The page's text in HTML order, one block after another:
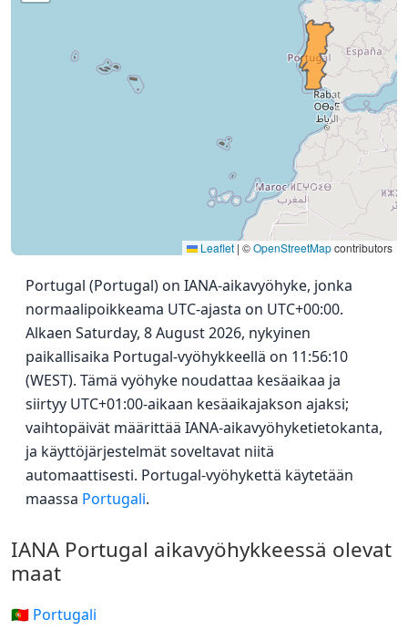
Leaflet | ©OpenStreetMapcontributors
Portugal (Portugal) on IANA-aikavyöhyke, jonka
normaalipoikkeama UTC-ajasta on UTC+00:00.
Alkaen Saturday, 8 August 2026, nykyinen
paikallisaika Portugal-vyöhykkeellä on 11:56:10
(WEST). Tämä vyöhyke noudattaa kesäaikaa ja
siirtyy UTC+01:00-aikaan kesäaikajakson ajaksi;
vaihtopäivät määrittää IANA-aikavyöhyketietokanta,
ja käyttöjärjestelmät soveltavat niitä
automaattisesti. Portugal-vyöhykettä käytetään
maassa Portugali.
IANA Portugal aikavyöhykkeessä olevat
maat
🇵🇹 Portugali